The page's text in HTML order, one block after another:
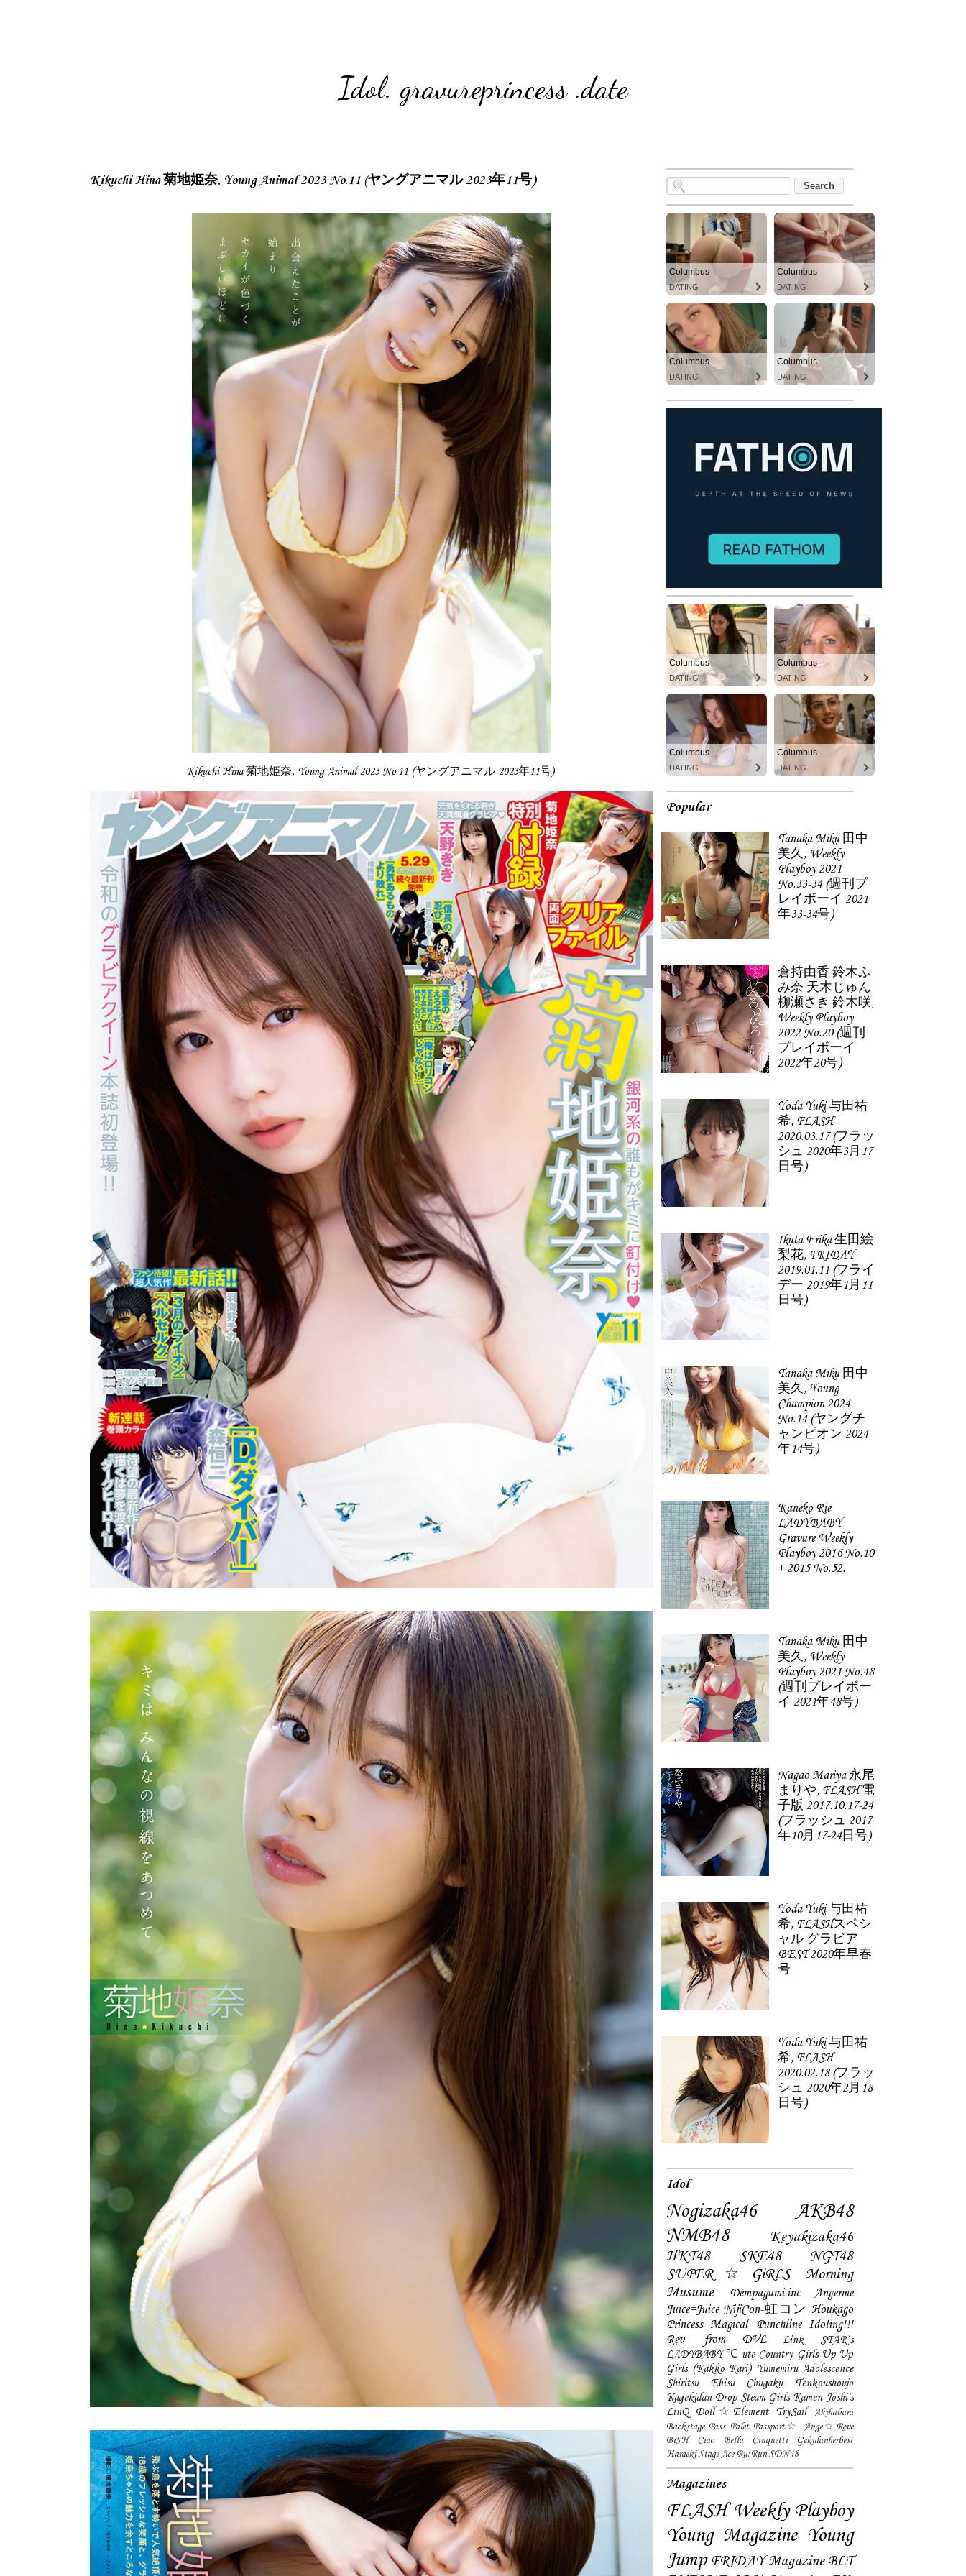
Idol. gravureprincess .date
Kikuchi Hina 菊地姫奈, Young Animal 2023 No.11 (ヤングアニマル 2023年11号)
Kikuchi Hina 菊地姫奈, Young Animal 2023 No.11 (ヤングアニマル 2023年11号)
Columbus
DATING
Columbus
DATING
Columbus
DATING
Columbus
DATING
Columbus
DATING
Columbus
DATING
Columbus
DATING
Columbus
DATING
Popular
Tanaka Miku 田中
美久, Weekly
Playboy 2021
No.33-34 (週刊プ
レイボーイ 2021
年33-34号)
倉持由香 鈴木ふ
み奈 天木じゅん
柳瀬さき 鈴木咲,
Weekly Playboy
2022 No.20 (週刊
プレイボーイ
2022年20号)
Yoda Yuki 与田祐
希, FLASH
2020.03.17 (フラッ
シュ 2020年3月17
日号)
Ikuta Erika 生田絵
梨花, FRIDAY
2019.01.11 (フライ
デー 2019年1月11
日号)
Tanaka Miku 田中
美久, Young
Champion 2024
No.14 (ヤングチ
ャンピオン 2024
年14号)
Kaneko Rie
LADYBABY
Gravure Weekly
Playboy 2016 No.10
+ 2015 No.52.
Tanaka Miku 田中
美久, Weekly
Playboy 2021 No.48
(週刊プレイボー
イ 2021年48号)
Nagao Mariya 永尾
まりや, FLASH 電
子版 2017.10.17-24
(フラッシュ 2017
年10月17-24日号)
Yoda Yuki 与田祐
希, FLASHスペシ
ャル グラビア
BEST 2020年早春
号
Yoda Yuki 与田祐
希, FLASH
2020.02.18 (フラッ
シュ 2020年2月18
日号)
Idol
Nogizaka46
AKB48
NMB48
Keyakizaka46
HKT48
SKE48
NGT48
SUPER☆GiRLS
Morning
Musume
Dempagumi.inc
Angerme
Juice=Juice NijiCon-虹コン Houkago
Princess Magical Punchline Idoling!!!
Rev. from DVL
Link STAR`s
LADYBABY ℃-ute Country Girls Up Up
Girls (Kakko Kari) Yumemiru Adolescence
Shiritsu Ebisu Chugaku
Tenkoushoujo
Kagekidan Drop Steam Girls Kamen Joshi's
LinQ Doll☆Element TrySail
Akihabara
Backstage Pass Palet Passport☆
Ange☆Reve
BiSH
Ciao Bella Cinquetti
Gekidanherbest
Haraeki Stage Ace Ru:Run SDN48
Magazines
FLASH Weekly Playboy
Young Magazine Young
Jump FRIDAY Magazine BLT